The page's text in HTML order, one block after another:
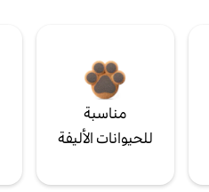
مناسبة
للحيوانات الأليفة